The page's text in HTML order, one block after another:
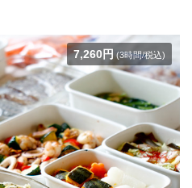
7,260円 (3時間/税込)